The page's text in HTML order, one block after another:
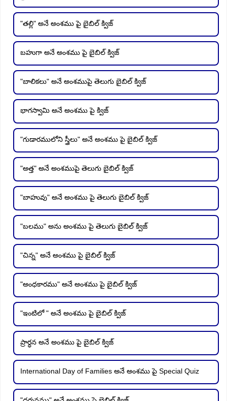
"తల్లి" అనే అంశము పై బైబిల్ క్విజ్
బహుగా అనే అంశము పై బైబిల్ క్విజ్
"బాలికలు" అనే అంశముపై తెలుగు బైబిల్ క్విజ్
భాగస్వామి అనే అంశము పై క్విజ్
"గుడారములోని స్త్రీలు" అనే అంశము పై బైబిల్ క్విజ్
"అత్త" అనే అంశముపై తెలుగు బైబిల్ క్విజ్
"బాహువు" అనే అంశము పై తెలుగు బైబిల్ క్విజ్
"బలము" అను అంశము పై తెలుగు బైబిల్ క్విజ్
"చిన్న" అనే అంశము పై బైబిల్ క్విజ్
"అంధకారము" అనే అంశము పై బైబిల్ క్విజ్
"ఇంటిలో " అనే అంశము పై బైబిల్ క్విజ్
ప్రార్ధన అనే అంశము పై బైబిల్ క్విజ్
International Day of Families అనే అంశము పై Special Quiz